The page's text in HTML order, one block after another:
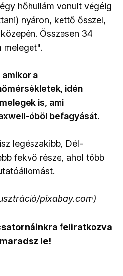
hőhullám vonult végéig
nyáron, kettő ősszel,
Összesen 34
meleget".
a
idén
is, ami
öböl befagyását.
legészakibb, Dél-
fekvő része, ahol több
pixabay.com)
feliratkozva
le!